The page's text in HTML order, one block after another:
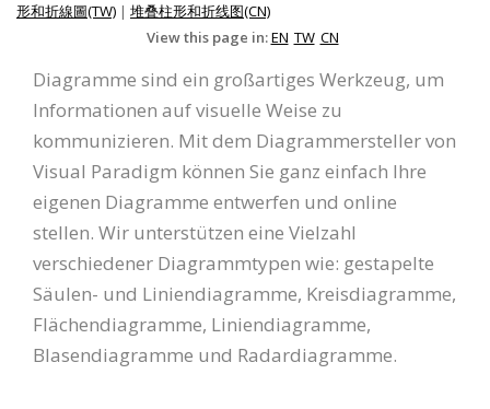
形和折線圖(TW) | 堆叠柱形和折线图(CN)
View this page in:EN TW CN
Diagramme sind ein großartiges Werkzeug, um
Informationen auf visuelle Weise zu
kommunizieren. Mit dem Diagrammersteller von
Visual Paradigm können Sie ganz einfach Ihre
eigenen Diagramme entwerfen und online
stellen. Wir unterstützen eine Vielzahl
verschiedener Diagrammtypen wie: gestapelte
Säulen- und Liniendiagramme, Kreisdiagramme,
Flächendiagramme, Liniendiagramme,
Blasendiagramme und Radardiagramme.